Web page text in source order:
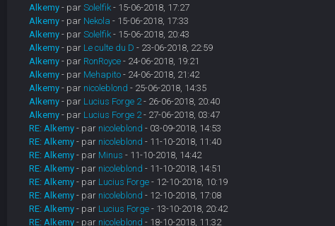
Alkemy - par Solelfik- 15-06-2018, 17:27
Alkemy - par Nekola - 15-06-2018, 17:33
Alkemy - par Solelfik- 15-06-2018, 20:43
Alkemy - par Le culte du D - 23-06-2018, 22:59
Alkemy - par RonRoyce- 24-06-2018, 19:21
Alkemy - par Mehapito- 24-06-2018, 21:42
Alkemy - par nicoleblond - 25-06-2018, 14:35
Alkemy - par Lucius Forge 2- 26-06-2018, 20:40
Alkemy - par Lucius Forge 2- 27-06-2018, 03:47
RE: Alkemy - par nicoleblond - 03-09-2018, 14:53
RE: Alkemy - par nicoleblond - 11-10-2018, 11:40
RE: Alkemy - par Minus - 11-10-2018, 14:42
RE: Alkemy - par nicoleblond - 11-10-2018, 14:51
RE: Alkemy - par Lucius Forge- 12-10-2018, 10:19
RE: Alkemy - par nicoleblond - 12-10-2018, 17:08
RE: Alkemy - par Lucius Forge- 13-10-2018, 20:42
RE: Alkemy - par nicoleblond - 18-10-2018, 11:32